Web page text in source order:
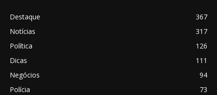
Destaque
367
Notícias
317
Política
126
Dicas
111
Negócios
94
Polícia
73